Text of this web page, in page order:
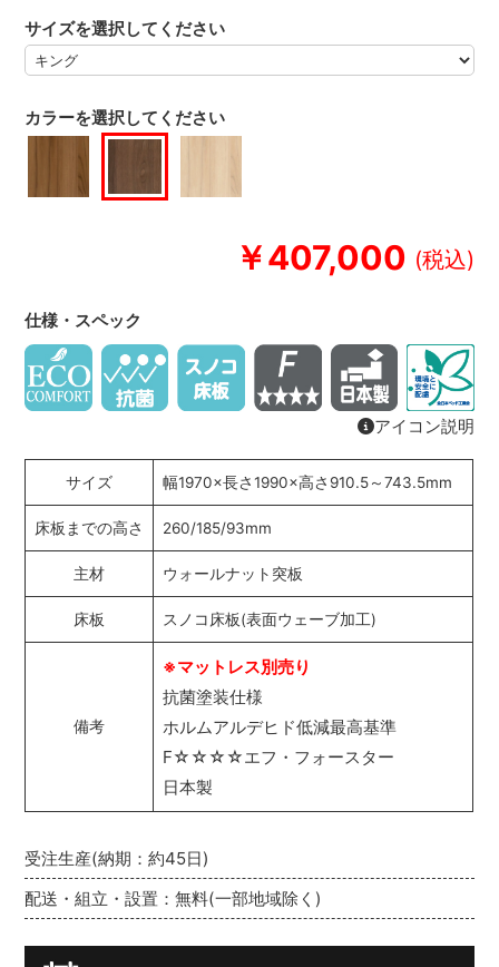
￥407,000
受注生産(納期：約45日)
配送・組立・設置：無料(一部地域除く)
カラーを選択してください
サイズを選択してください
仕様・スペック
アイコン説明
サイズ 幅1970×長さ1990×高さ910.5～743.5mm
床板までの高さ 260/185/93mm
主材 ウォールナット突板
床板 スノコ床板(表面ウェーブ加工)
備考
※マットレス別売り
抗菌塗装仕様
ホルムアルデヒド低減最高基準
F☆☆☆☆エフ・フォースター
日本製